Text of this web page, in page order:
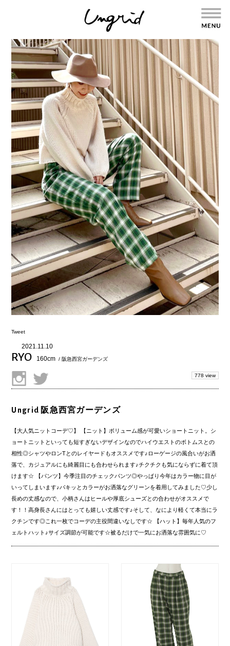
Tweet
2021.11.10
RYO 160cm / 阪急西宮ガーデンズ
778 view
Ungrid 阪急西宮ガーデンズ
【大人気ニットコーデ♡】 【ニット】ボリューム感が可愛いショートニット。シ
ョートニットといっても短すぎないデザインなのでハイウエストのボトムスとの
相性◎シャツやロンTとのレイヤードもオススメです♪ローゲージの風合いがお洒
落で、カジュアルにも綺麗目にも合わせられます♪チクチクも気にならずに着て頂
けます☆ 【パンツ】今季注目のチェックパンツ◎やっぱり今年はカラー物に目が
いってしまいます♪パキッとカラーがお洒落なグリーンを着用してみました♡少し
長めの丈感なので、小柄さんはヒールや厚底シューズとの合わせがオススメで
す！！高身長さんにはとっても嬉しい丈感です♪そして、なにより軽くて本当にラ
クチンです◎これ一枚でコーデの主役間違いなしです☆ 【ハット】毎年人気のフ
ェルトハット♪サイズ調節が可能です☆被るだけで一気にお洒落な雰囲気に♡